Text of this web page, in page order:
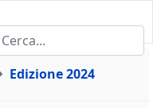
tua lingua
Edizione 2024